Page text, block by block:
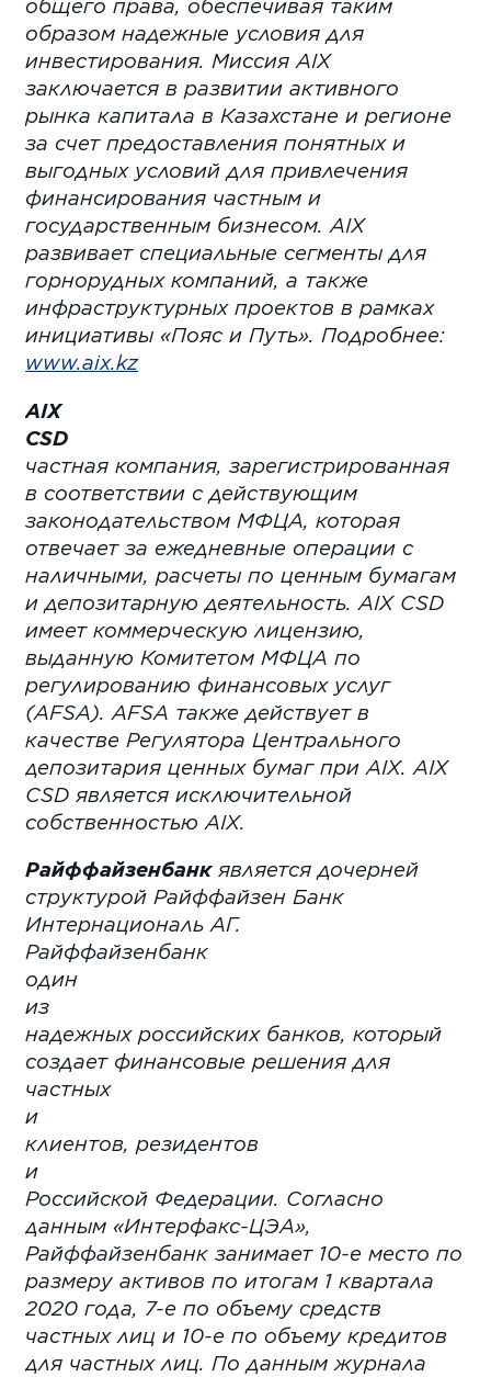
общего права, обеспечивая таким
образом надежные условия для
инвестирования. МиссияAIX
заключается в развитии активного
рынка капитала в Казахстане и регионе
за счет предоставления понятных и
выгодных условий для привлечения
финансирования частным и
государственным бизнесом.AIX
развивает специальные сегменты для
горнорудных компаний, а также
инфраструктурных проектов в рамках
инициативы «Пояс и Путь». Подробнее:
www.aix.kz
AIX
CSD
частная компания, зарегистрированная
в соответствии с действующим
законодательством МФЦА, которая
отвечает за ежедневные операции с
наличными, расчеты по ценным бумагам
и депозитарную деятельность. AIX CSD
имеет коммерческую лицензию,
выданную Комитетом МФЦА по
регулированию финансовых услуг
(AFSA). AFSA также действует в
качестве Регулятора Центрального
депозитария ценных бумаг при AIX. AIX
CSD является исключительной
собственностью AIX.
Райффайзенбанкявляется дочерней
структурой Райффайзен Банк
Интернациональ АГ.
Райффайзенбанк
один
из
надежных российских банков, который
создает финансовые решения для
частных
и
клиентов, резидентов
и
Российской Федерации. Согласно
данным «Интерфакс-ЦЭА»,
Райффайзенбанк занимает 10-е место по
размеру активов по итогам 1 квартала
2020 года, 7-е по объему средств
частных лиц и 10-е по объему кредитов
для частных лиц. По данным журнала